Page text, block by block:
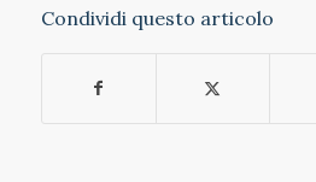
Condividi questo articolo